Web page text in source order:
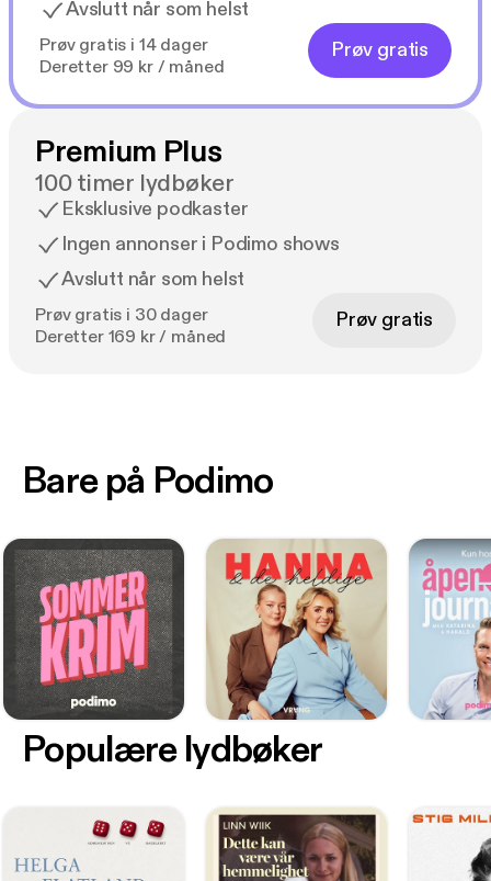
Avslutt når som helst
Prøv gratis i 14 dager
Deretter 99 kr / måned
Prøv gratis
Premium Plus
100 timer lydbøker
Eksklusive podkaster
Ingen annonser i Podimo shows
Avslutt når som helst
Prøv gratis i 30 dager
Deretter 169 kr / måned
Prøv gratis
Bare på Podimo
Populære lydbøker